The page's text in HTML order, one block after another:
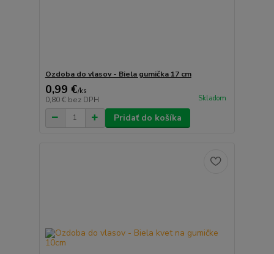
Ozdoba do vlasov - Biela gumička 17 cm
0,99 €/ks
0,80 € bez DPH Skladom
Pridať do košíka